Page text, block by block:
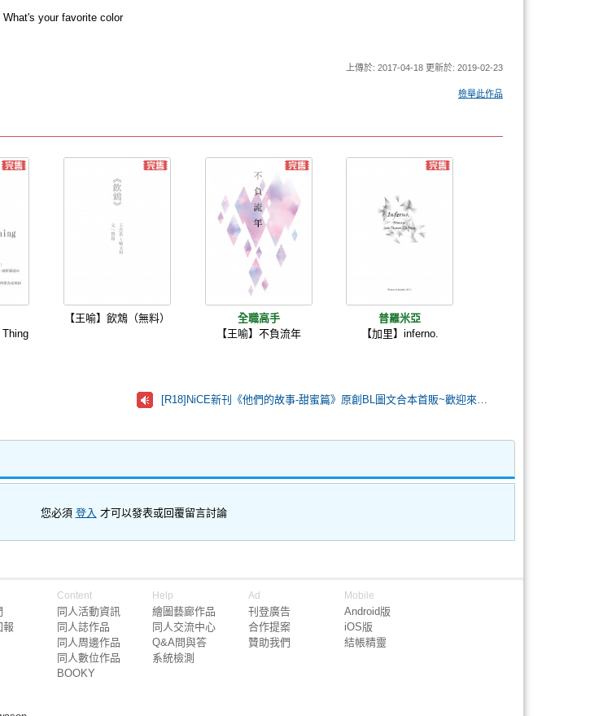
your favorite color
上傳於: 2017-04-18 更新於: 2019-02-23
檢舉此作品
Thing
【王喻】飲鴆（無料）
全職高手
【王喻】不負流年
普羅米亞
【加里】inferno.
[R18]NiCE新刊《他們的故事-甜蜜篇》原創BL圖文合本首販~歡迎來看看！
您必須 登入 才可以發表或回覆留言討論
報
Content
同人活動資訊
同人誌作品
同人周邊作品
同人數位作品
BOOKY
Help
繪圖藝廊作品
同人交流中心
Q&A問與答
系統檢測
Ad
刊登廣告
合作提案
贊助我們
Mobile
Android版
iOS版
結帳精靈